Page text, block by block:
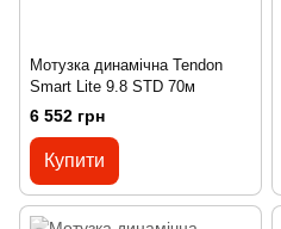
Мотузка динамічна Tendon
Smart Lite 9.8 STD 70м
6 552 грн
Купити